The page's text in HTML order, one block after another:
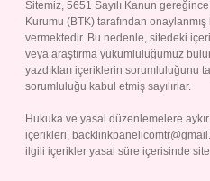
Sitemiz, 5651 Sayılı Kanun
Kurumu (BTK) tarafından
vermektedir. Bu nedenle, sitedeki
veya araştırma yükümlülüğümüz
yazdıkları içeriklerin sorumluluğunu
sorumluluğu kabul etmiş sayılırlar.
Hukuka ve yasal düzenlemelere
içerikleri,
ilgili içerikler yasal süre içerisinde